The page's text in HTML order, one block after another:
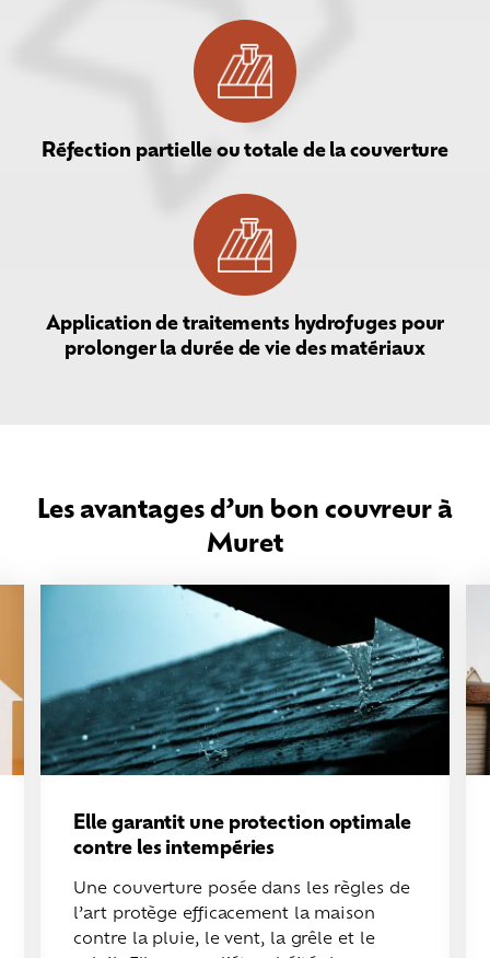
Réfection partielle ou totale de la couverture
Application de traitements hydrofuges pour
prolonger la durée de vie des matériaux
Les avantages d’un bon couvreur à
Muret
Elle garantit une protection optimale
contre les intempéries
Une couverture posée dans les règles de
l’art protège efficacement la maison
contre la pluie, le vent, la grêle et le